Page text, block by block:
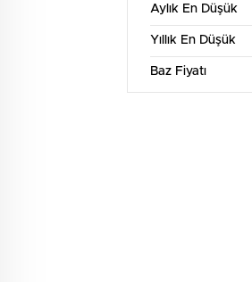
Aylık En Düşük
Yıllık En Düşük
Baz Fiyatı